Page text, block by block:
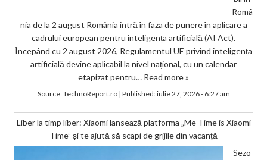
Româ
nia de la 2 august România intră în faza de punere în aplicare a
cadrului european pentru inteligența artificială (AI Act).
Începând cu 2 august 2026, Regulamentul UE privind inteligența
artificială devine aplicabil la nivel național, cu un calendar
etapizat pentru… Read more »
Source:TechnoReport.ro| Published:iulie 27, 2026 - 6:27 am
Liber la timp liber: Xiaomi lansează platforma „Me Time is Xiaomi
Time” și te ajută să scapi de grijile din vacanță
Sezo